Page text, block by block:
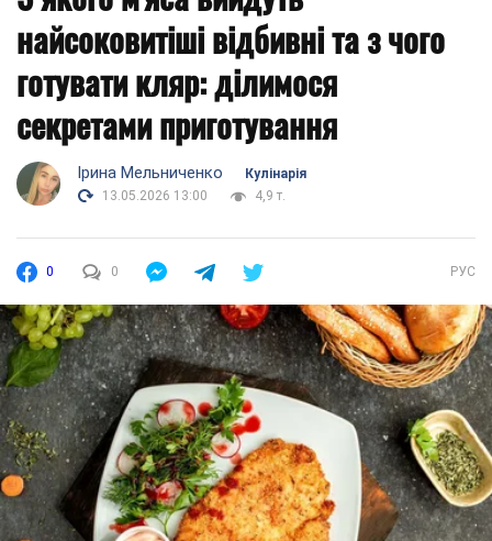
найсоковитіші відбивні та з чого
готувати кляр: ділимося
секретами приготування
Ірина Мельниченко
Кулінарія
13.05.2026 13:00
4,9 т.
0 0 РУС